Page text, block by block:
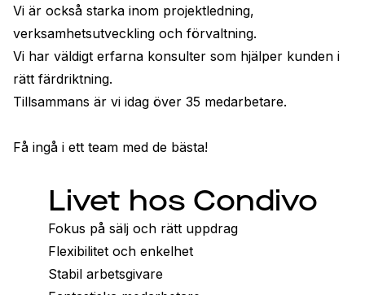
Vi är också starka inom projektledning,
verksamhetsutveckling och förvaltning.
Vi har väldigt erfarna konsulter som hjälper kunden i
rätt färdriktning.
Tillsammans är vi idag över 35 medarbetare.
Få ingå i ett team med de bästa!
Livet hos Condivo
Fokus på sälj och rätt uppdrag
Flexibilitet och enkelhet
Stabil arbetsgivare